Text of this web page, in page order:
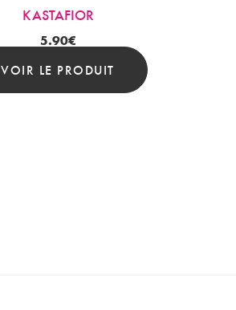
KASTAFIOR
5.90€
VOIR LE PRODUIT